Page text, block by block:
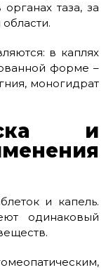
таза, за
в каплях
форме –
моногидрат
и
и капель.
одинаковый